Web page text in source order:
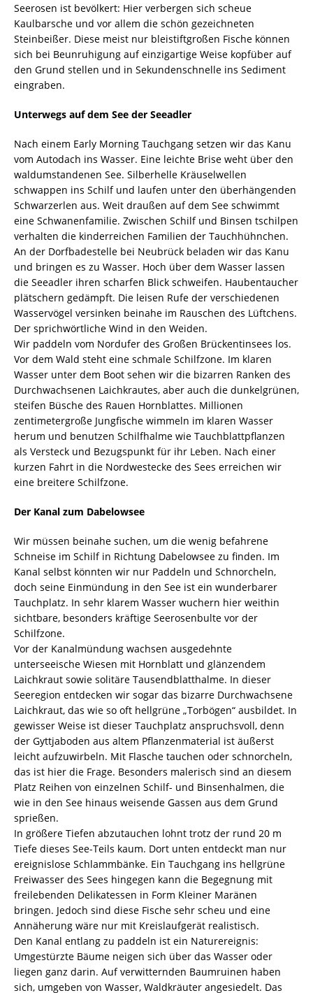
Seerosen ist bevölkert: Hier verbergen sich scheue
Kaulbarsche und vor allem die schön gezeichneten
Steinbeißer. Diese meist nur bleistiftgroßen Fische können
sich bei Beunruhigung auf einzigartige Weise kopfüber auf
den Grund stellen und in Sekundenschnelle ins Sediment
eingraben.
Unterwegs auf dem See der Seeadler
Nach einem Early Morning Tauchgang setzen wir das Kanu
vom Autodach ins Wasser. Eine leichte Brise weht über den
waldumstandenen See. Silberhelle Kräuselwellen
schwappen ins Schilf und laufen unter den überhängenden
Schwarzerlen aus. Weit draußen auf dem See schwimmt
eine Schwanenfamilie. Zwischen Schilf und Binsen tschilpen
verhalten die kinderreichen Familien der Tauchhühnchen.
An der Dorfbadestelle bei Neubrück beladen wir das Kanu
und bringen es zu Wasser. Hoch über dem Wasser lassen
die Seeadler ihren scharfen Blick schweifen. Haubentaucher
plätschern gedämpft. Die leisen Rufe der verschiedenen
Wasservögel versinken beinahe im Rauschen des Lüftchens.
Der sprichwörtliche Wind in den Weiden.
Wir paddeln vom Nordufer des Großen Brückentinsees los.
Vor dem Wald steht eine schmale Schilfzone. Im klaren
Wasser unter dem Boot sehen wir die bizarren Ranken des
Durchwachsenen Laichkrautes, aber auch die dunkelgrünen,
steifen Büsche des Rauen Hornblattes. Millionen
zentimetergroße Jungfische wimmeln im klaren Wasser
herum und benutzen Schilfhalme wie Tauchblattpflanzen
als Versteck und Bezugspunkt für ihr Leben. Nach einer
kurzen Fahrt in die Nordwestecke des Sees erreichen wir
eine breitere Schilfzone.
Der Kanal zum Dabelowsee
Wir müssen beinahe suchen, um die wenig befahrene
Schneise im Schilf in Richtung Dabelowsee zu finden. Im
Kanal selbst könnten wir nur Paddeln und Schnorcheln,
doch seine Einmündung in den See ist ein wunderbarer
Tauchplatz. In sehr klarem Wasser wuchern hier weithin
sichtbare, besonders kräftige Seerosenbulte vor der
Schilfzone.
Vor der Kanalmündung wachsen ausgedehnte
unterseeische Wiesen mit Hornblatt und glänzendem
Laichkraut sowie solitäre Tausendblatthalme. In dieser
Seeregion entdecken wir sogar das bizarre Durchwachsene
Laichkraut, das wie so oft hellgrüne „Torbögen“ ausbildet. In
gewisser Weise ist dieser Tauchplatz anspruchsvoll, denn
der Gyttjaboden aus altem Pflanzenmaterial ist äußerst
leicht aufzuwirbeln. Mit Flasche tauchen oder schnorcheln,
das ist hier die Frage. Besonders malerisch sind an diesem
Platz Reihen von einzelnen Schilf- und Binsenhalmen, die
wie in den See hinaus weisende Gassen aus dem Grund
sprießen.
In größere Tiefen abzutauchen lohnt trotz der rund 20 m
Tiefe dieses See-Teils kaum. Dort unten entdeckt man nur
ereignislose Schlammbänke. Ein Tauchgang ins hellgrüne
Freiwasser des Sees hingegen kann die Begegnung mit
freilebenden Delikatessen in Form Kleiner Maränen
bringen. Jedoch sind diese Fische sehr scheu und eine
Annäherung wäre nur mit Kreislaufgerät realistisch.
Den Kanal entlang zu paddeln ist ein Naturereignis:
Umgestürzte Bäume neigen sich über das Wasser oder
liegen ganz darin. Auf verwitternden Baumruinen haben
sich, umgeben von Wasser, Waldkräuter angesiedelt. Das